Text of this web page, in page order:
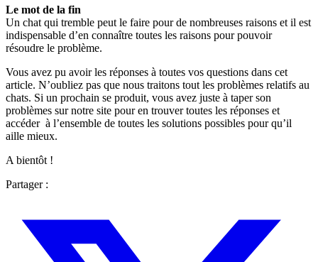
Le mot de la fin
Un chat qui tremble peut le faire pour de nombreuses raisons et il est
indispensable d’en connaître toutes les raisons pour pouvoir
résoudre le problème.
Vous avez pu avoir les réponses à toutes vos questions dans cet
article. N’oubliez pas que nous traitons tout les problèmes relatifs au
chats. Si un prochain se produit, vous avez juste à taper son
problèmes sur notre site pour en trouver toutes les réponses et
accéder à l’ensemble de toutes les solutions possibles pour qu’il
aille mieux.
A bientôt !
Partager :